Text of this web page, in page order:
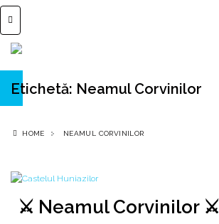
Etichetă: Neamul Corvinilor
HOME NEAMUL CORVINILOR
⚔️ Neamul Corvinilor ⚔️